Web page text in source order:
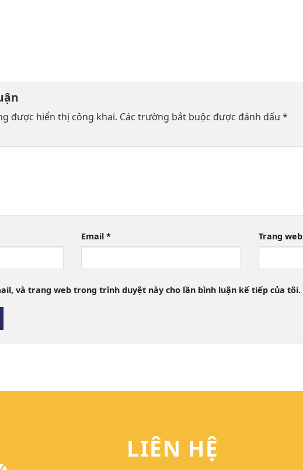
được hiển thị công khai. Các trường bắt buộc được đánh dấu *
Email* Trang web
và trang web trong trình duyệt này cho lần bình luận kế tiếp của tôi.
LIÊN HỆ